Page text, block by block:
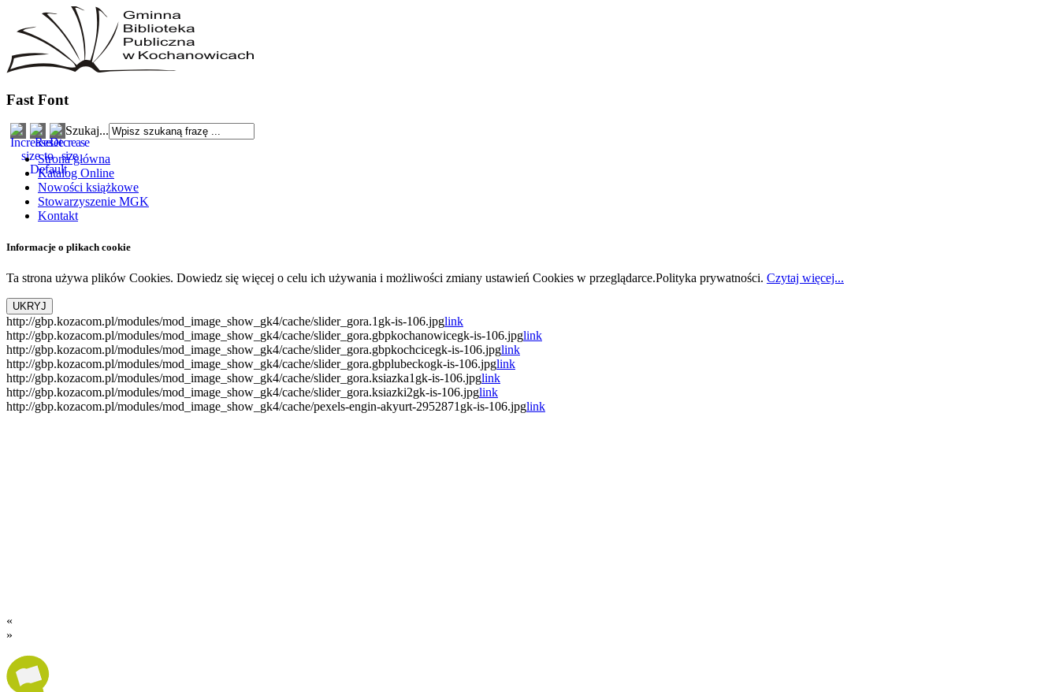
Fast Font
Szukaj...
Strona główna
Katalog Online
Nowości książkowe
Stowarzyszenie MGK
Kontakt
Informacje o plikach cookie
Ta strona używa plików Cookies. Dowiedz się więcej o celu ich używania i możliwości zmiany ustawień Cookies w przeglądarce.Polityka prywatności. Czytaj więcej...
http://gbp.kozacom.pl/modules/mod_image_show_gk4/cache/slider_gora.1gk-is-106.jpglink
http://gbp.kozacom.pl/modules/mod_image_show_gk4/cache/slider_gora.gbpkochanowicegk-is-106.jpglink
http://gbp.kozacom.pl/modules/mod_image_show_gk4/cache/slider_gora.gbpkochcicegk-is-106.jpglink
http://gbp.kozacom.pl/modules/mod_image_show_gk4/cache/slider_gora.gbplubeckogk-is-106.jpglink
http://gbp.kozacom.pl/modules/mod_image_show_gk4/cache/slider_gora.ksiazka1gk-is-106.jpglink
http://gbp.kozacom.pl/modules/mod_image_show_gk4/cache/slider_gora.ksiazki2gk-is-106.jpglink
http://gbp.kozacom.pl/modules/mod_image_show_gk4/cache/pexels-engin-akyurt-2952871gk-is-106.jpglink
«
»